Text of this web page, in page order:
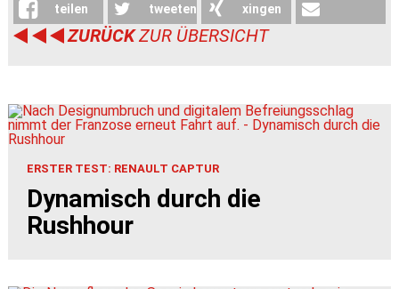
teilen tweeten xingen
ZURÜCKZUR ÜBERSICHT
ERSTER TEST: RENAULT CAPTUR
Dynamisch durch die
Rushhour